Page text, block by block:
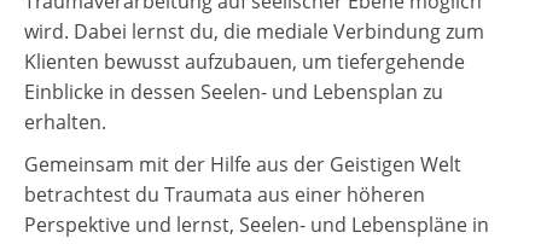
wird. Dabei lernst du, die mediale Verbindung zum
Klienten bewusst aufzubauen, um tiefergehende
Einblicke in dessen Seelen- und Lebensplan zu
erhalten.
Gemeinsam mit der Hilfe aus der Geistigen Welt
betrachtest du Traumata aus einer höheren
Perspektive und lernst, Seelen- und Lebenspläne in